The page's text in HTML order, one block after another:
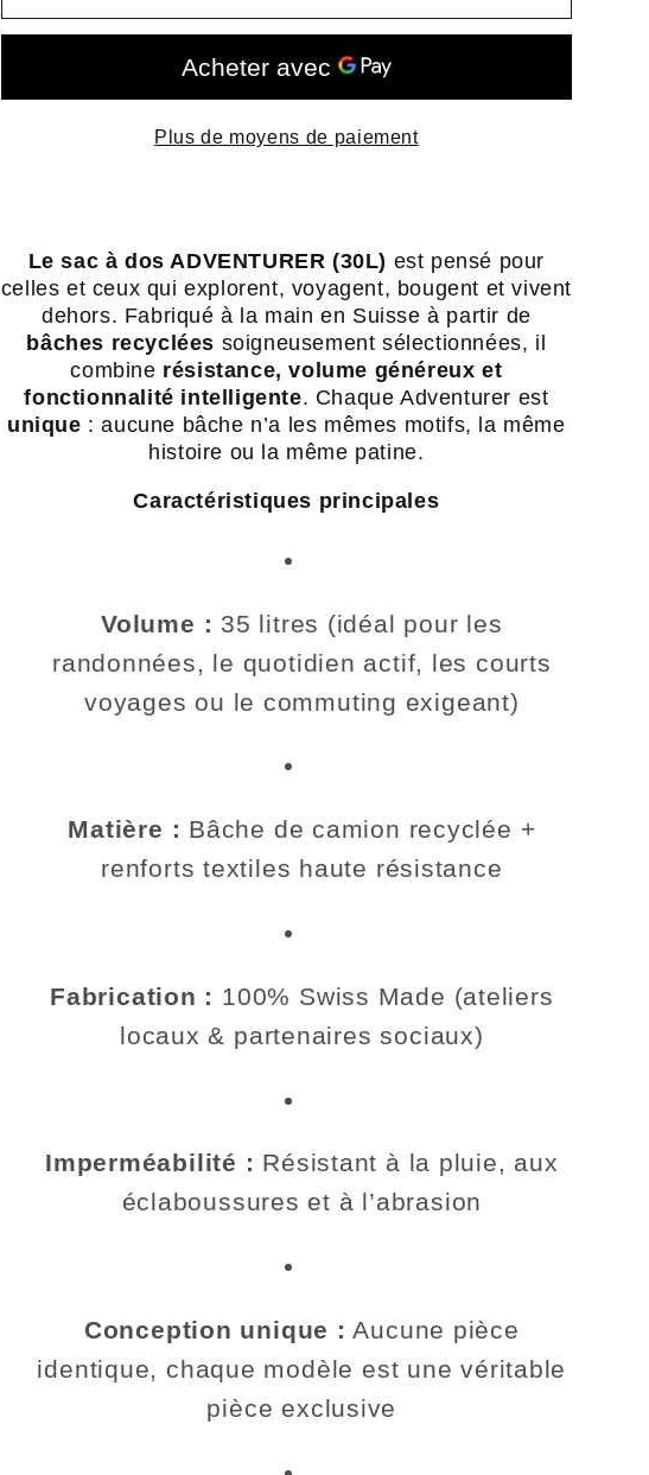
ADVENTURER
sac
recyclée
-
Swiss
Made
ADVENTURER
sac
à
recyclée
-
Swiss
Made
Plus de moyens de paiement
Le sac à dos ADVENTURER (30L) est pensé pour
celles et ceux qui explorent, voyagent, bougent et vivent
dehors. Fabriqué à la main en Suisse à partir de
bâches recyclées soigneusement sélectionnées, il
combine résistance, volume généreux et
fonctionnalité intelligente. Chaque Adventurer est
unique : aucune bâche n’a les mêmes motifs, la même
histoire ou la même patine.
Caractéristiques principales
Volume : 35 litres (idéal pour les
randonnées, le quotidien actif, les courts
voyages ou le commuting exigeant)
Matière : Bâche de camion recyclée +
renforts textiles haute résistance
Fabrication : 100% Swiss Made (ateliers
locaux & partenaires sociaux)
Imperméabilité : Résistant à la pluie, aux
éclaboussures et à l’abrasion
Conception unique : Aucune pièce
identique, chaque modèle est une véritable
pièce exclusive